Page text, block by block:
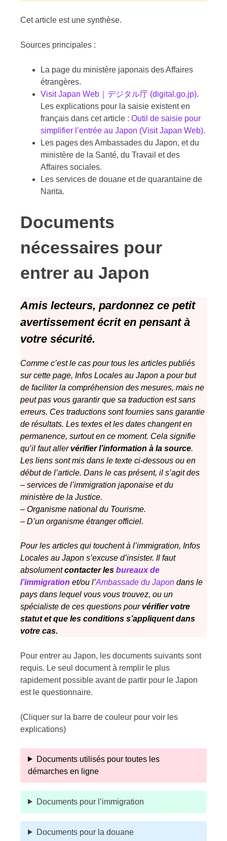
Cet article est une synthèse.
Sources principales :
La page du ministère japonais des Affaires
étrangères.
Visit Japan Web｜デジタル庁 (digital.go.jp).
Les explications pour la saisie existent en
français dans cet article : Outil de saisie pour
simplifier l’entrée au Japon (Visit Japan Web).
Les pages des Ambassades du Japon, et du
ministère de la Santé, du Travail et des
Affaires sociales.
Les services de douane et de quarantaine de
Narita.
Documents
nécessaires pour
entrer au Japon
Amis lecteurs, pardonnez ce petit
avertissement écrit en pensant à
votre sécurité.
Comme c’est le cas pour tous les articles publiés
sur cette page, Infos Locales au Japon a pour but
de faciliter la compréhension des mesures, mais ne
peut pas vous garantir que sa traduction est sans
erreurs. Ces traductions sont fournies sans garantie
de résultats. Les textes et les dates changent en
permanence, surtout en ce moment. Cela signifie
qu’il faut aller vérifier l’information à la source.
Les liens sont mis dans le texte ci-dessous ou en
début de l’article. Dans le cas présent, il s’agit des
– services de l’immigration japonaise et du
ministère de la Justice.
– Organisme national du Tourisme.
– D’un organisme étranger officiel.
Pour les articles qui touchent à l’immigration, Infos
Locales au Japon s’excuse d’insister. Il faut
absolumentcontacter les bureaux de
l’immigration et/ou l’Ambassade du Japon dans le
pays dans lequel vous vous trouvez, ou un
spécialiste de ces questions pour vérifier votre
statut et que les conditions s’appliquent dans
votre cas.
Pour entrer au Japon, les documents suivants sont
requis. Le seul document à remplir le plus
rapidement possible avant de partir pour le Japon
est le questionnaire.
(Cliquer sur la barre de couleur pour voir les
explications)
Documents utilisés pour toutes les
démarches en ligne
Documents pour l’immigration
Documents pour la douane